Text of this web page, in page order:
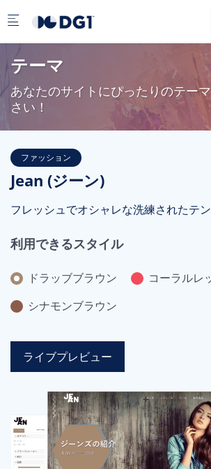
テーマ
あなたのサイトにぴったりのテー
さい！
ファッション
Jean (ジーン)
フレッシュでオシャレな洗練されたテン
利用できるスタイル
ドラッブブラウン
コーラルレ
シナモンブラウン
ライブプレビュー